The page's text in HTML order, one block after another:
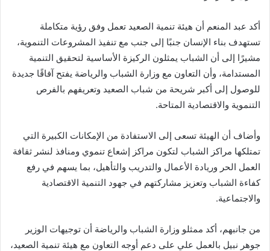
أكد عبد المنعم أن هيئة تنمية الصعيد تعمل وفق رؤية متكاملة
تستهدف بناء الإنسان جنبًا إلى جنب مع تنفيذ المشروعات التنموية،
مشيرًا إلى أن الشباب يمثلون الركيزة الأساسية لتحقيق التنمية
المستدامة، وأن التعاون مع وزارة الشباب والرياضة يفتح آفاقًا جديدة
للوصول إلى أكبر شريحة من شباب الصعيد وتعريفهم بالفرص
التنموية والاقتصادية المتاحة.
وأضاف أن الهيئة تسعى إلى الاستفادة من الإمكانات الكبيرة التي
تمتلكها مراكز الشباب لتكون مراكز إشعاع تنموي ومنافذ لنشر ثقافة
العمل الحر وريادة الأعمال والتدريب والتأهيل، بما يسهم في رفع
كفاءة الشباب وتعزيز مشاركتهم في جهود التنمية الاقتصادية
والاجتماعية.
من جانبهم، أكد ممثلو وزارة الشباب والرياضة أن توجيهات الوزير
جوهر نبيل بالعمل علي على دعم أوجه التعاون مع هيئة تنمية الصعيد،